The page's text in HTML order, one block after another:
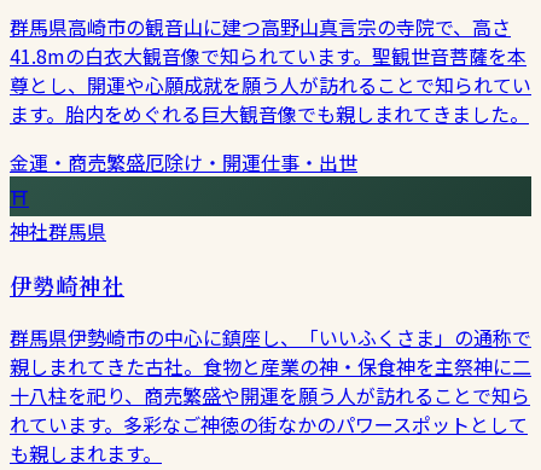
群馬県高崎市の観音山に建つ高野山真言宗の寺院で、高さ
41.8mの白衣大観音像で知られています。聖観世音菩薩を本
尊とし、開運や心願成就を願う人が訪れることで知られてい
ます。胎内をめぐれる巨大観音像でも親しまれてきました。
金運・商売繁盛厄除け・開運仕事・出世
⛩
神社群馬県
伊勢崎神社
群馬県伊勢崎市の中心に鎮座し、「いいふくさま」の通称で
親しまれてきた古社。食物と産業の神・保食神を主祭神に二
十八柱を祀り、商売繁盛や開運を願う人が訪れることで知ら
れています。多彩なご神徳の街なかのパワースポットとして
も親しまれます。